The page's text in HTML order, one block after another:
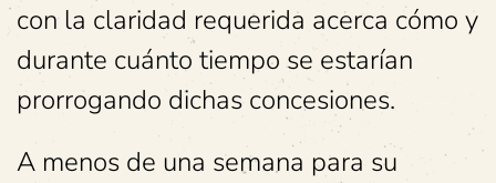
con la claridad requerida acerca cómo y
durante cuánto tiempo se estarían
prorrogando dichas concesiones.
A menos de una semana para su